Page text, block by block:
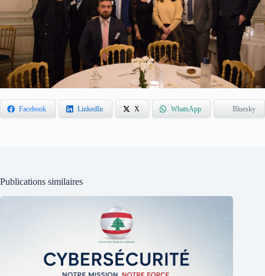
Facebook LinkedIn X WhatsApp Bluesky
Publications similaires